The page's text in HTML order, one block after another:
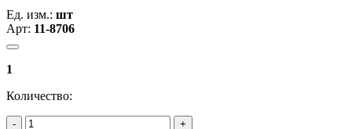
Ед. изм.: шт
Арт: 11-8706
1
Количество: